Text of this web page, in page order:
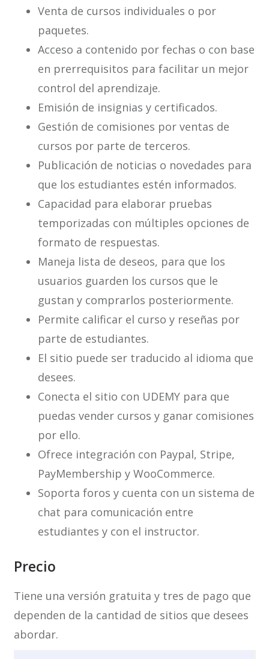
Venta de cursos individuales o por
paquetes.
Acceso a contenido por fechas o con base
en prerrequisitos para facilitar un mejor
control del aprendizaje.
Emisión de insignias y certificados.
Gestión de comisiones por ventas de
cursos por parte de terceros.
Publicación de noticias o novedades para
que los estudiantes estén informados.
Capacidad para elaborar pruebas
temporizadas con múltiples opciones de
formato de respuestas.
Maneja lista de deseos, para que los
usuarios guarden los cursos que le
gustan y comprarlos posteriormente.
Permite calificar el curso y reseñas por
parte de estudiantes.
El sitio puede ser traducido al idioma que
desees.
Conecta el sitio con UDEMY para que
puedas vender cursos y ganar comisiones
por ello.
Ofrece integración con Paypal, Stripe,
PayMembership y WooCommerce.
Soporta foros y cuenta con un sistema de
chat para comunicación entre
estudiantes y con el instructor.
Precio
Tiene una versión gratuita y tres de pago que
dependen de la cantidad de sitios que desees
abordar.